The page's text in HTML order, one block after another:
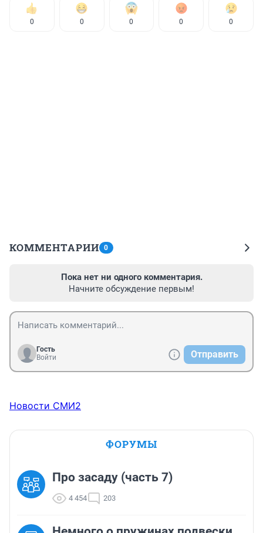
0 0 0 0 0
КОММЕНТАРИИ 0
Пока нет ни одного комментария.
Начните обсуждение первым!
Гость
Войти
Отправить
Новости СМИ2
ФОРУМЫ
Про засаду (часть 7)
4 454 203